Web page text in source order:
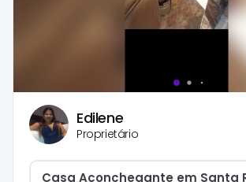
Edilene
Proprietário
Casa Aconchegante em Santa